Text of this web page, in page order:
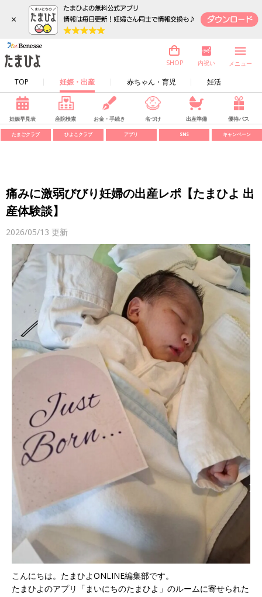
×
TOP 妊娠・出産 赤ちゃん・育児 妊活
SHOP 内祝い メニュー
妊娠早見表 産院検索 お金・手続き 名づけ 出産準備 優待パス
たまごクラブ ひよこクラブ アプリ SNS キャンペーン
痛みに激弱びびり妊婦の出産レポ【たまひよ 出
産体験談】
2026/05/13 更新
こんにちは。たまひよONLINE編集部です。
たまひよのアプリ「まいにちのたまひよ」のルームに寄せられた